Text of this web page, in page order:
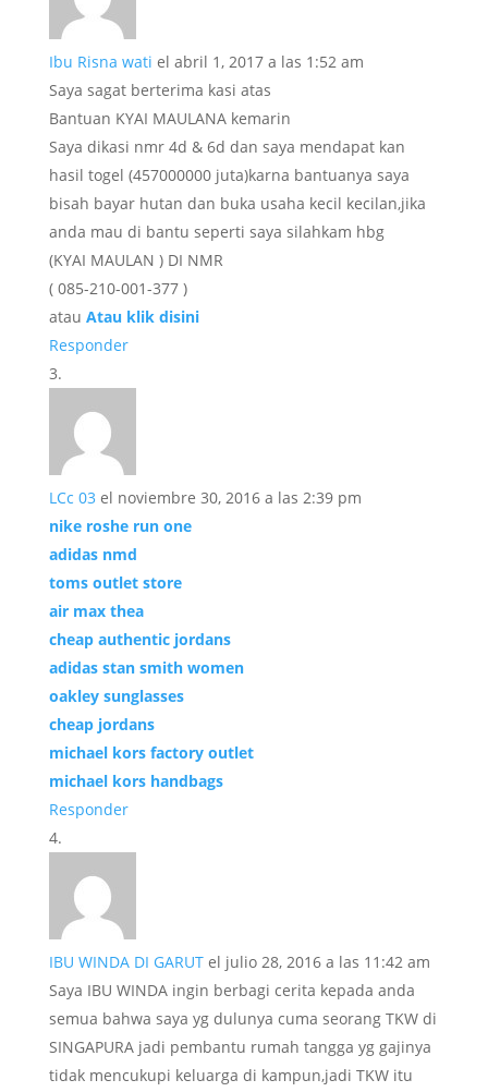
Ibu Risna wati el abril 1, 2017 a las 1:52 am
Saya sagat berterima kasi atas
Bantuan KYAI MAULANA kemarin
Saya dikasi nmr 4d & 6d dan saya mendapat kan
hasil togel (457000000 juta)karna bantuanya saya
bisah bayar hutan dan buka usaha kecil kecilan,jika
anda mau di bantu seperti saya silahkam hbg
(KYAI MAULAN ) DI NMR
( 085-210-001-377 )
atau Atau klik disini
Responder
LCc 03 el noviembre 30, 2016 a las 2:39 pm
nike roshe run one
adidas nmd
toms outlet store
air max thea
cheap authentic jordans
adidas stan smith women
oakley sunglasses
cheap jordans
michael kors factory outlet
michael kors handbags
Responder
IBU WINDA DI GARUT el julio 28, 2016 a las 11:42 am
Saya IBU WINDA ingin berbagi cerita kepada anda
semua bahwa saya yg dulunya cuma seorang TKW di
SINGAPURA jadi pembantu rumah tangga yg gajinya
tidak mencukupi keluarga di kampun,jadi TKW itu